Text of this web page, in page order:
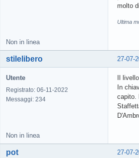
molto
Ultima
Non in linea
27-07-
stilelibero
Utente
Registrato: 06-11-2022
Messaggi: 234
Il
In
capito.
Non in linea
27-07-
pot